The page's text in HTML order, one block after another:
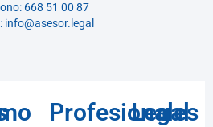
668 51 00 87
info@asesor.legal
Profesionales
Legal